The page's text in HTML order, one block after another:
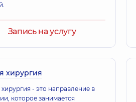
Запись на услугу
хирургия
- это направление в
которое занимается